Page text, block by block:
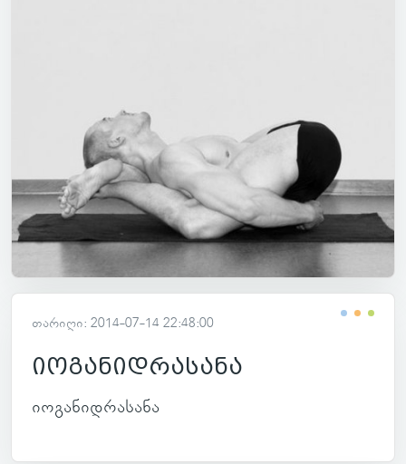
თარიღი: 2014-07-14 22:48:00
იოგანიდრასანა
იო­გა­ნიდ­რა­სანა